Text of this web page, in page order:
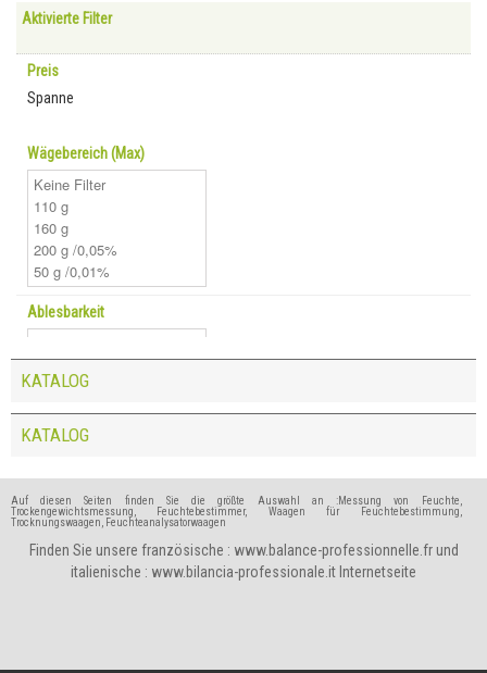
Aktivierte Filter
Preis
Spanne
Wägebereich (Max)
Ablesbarkeit
KATALOG
KATALOG
Auf diesen Seiten finden Sie die größte Auswahl an :Messung von Feuchte,
Trockengewichtsmessung, Feuchtebestimmer, Waagen für Feuchtebestimmung,
Trocknungswaagen, Feuchteanalysatorwaagen
Finden Sie unsere französische : www.balance-professionnelle.frund
italienische : www.bilancia-professionale.it Internetseite